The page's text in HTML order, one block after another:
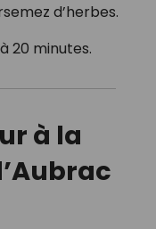
d’herbes.
20 minutes.
à la